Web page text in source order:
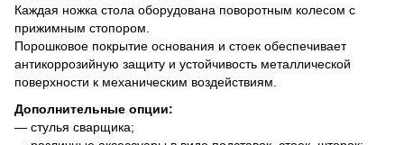
Каждая ножка стола оборудована поворотным колесом с
прижимным стопором.
Порошковое покрытие основания и стоек обеспечивает
антикоррозийную защиту и устойчивость металлической
поверхности к механическим воздействиям.
Дополнительные опции:
— стулья сварщика;